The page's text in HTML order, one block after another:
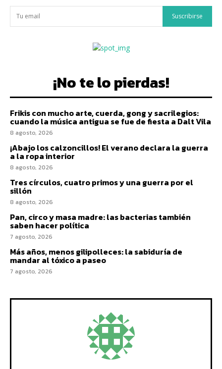
Suscribirse
¡No te lo pierdas!
Frikis con mucho arte, cuerda, gong y sacrilegios:
cuando la música antigua se fue de fiesta a Dalt Vila
8 agosto, 2026
¡Abajo los calzoncillos! El verano declara la guerra
a la ropa interior
8 agosto, 2026
Tres círculos, cuatro primos y una guerra por el
sillón
8 agosto, 2026
Pan, circo y masa madre: las bacterias también
saben hacer política
7 agosto, 2026
Más años, menos gilipolleces: la sabiduría de
mandar al tóxico a paseo
7 agosto, 2026